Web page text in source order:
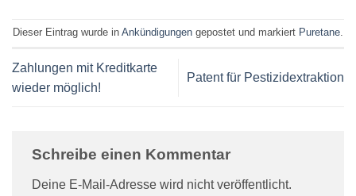
Dieser Eintrag wurde in Ankündigungen gepostet und markiert Puretane.
Zahlungen mit Kreditkarte
wieder möglich!
Patent für Pestizidextraktion
Schreibe einen Kommentar
Deine E-Mail-Adresse wird nicht veröffentlicht.